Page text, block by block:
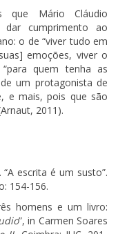
que Mário Cláudio
dar cumprimento ao
o de “viver tudo em
emoções, viver o
quem tenha as
um protagonista de
e mais, pois que são
2011).
escrita é um susto”.
154-156.
homens e um livro:
”, in Carmen Soares